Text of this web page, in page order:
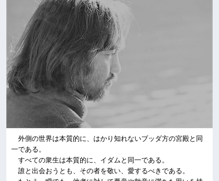
外側の世界は本質的に、はかり知れないブッダ方の宮殿と同
一である。
すべての衆生は本質的に、イダムと同一である。
誰と出会おうとも、その者を敬い、愛するべきである。